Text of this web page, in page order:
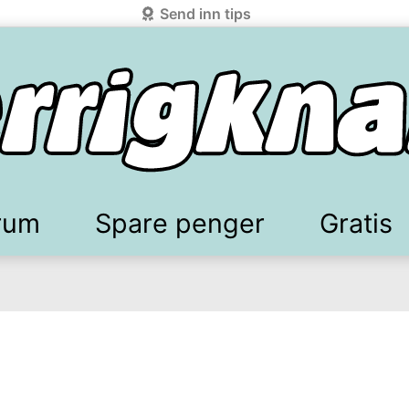
Send inn tips
Spare penger Gratis